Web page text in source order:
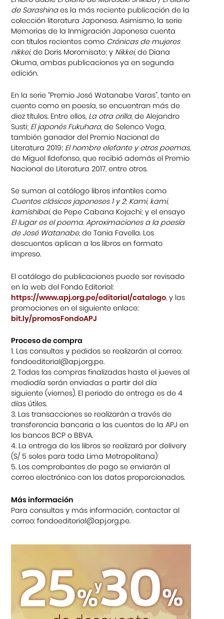
de Sarashinaes la más reciente publicación de la
colección literatura Japonesa. Asimismo, la serie
Memorias de la Inmigración Japonesa cuenta
con títulos recientes como Crónicas de mujeres
nikkei, de Doris Moromisato; y Nikkei, de Diana
Okuma, ambas publicaciones ya en segunda
edición.
En la serie “Premio José Watanabe Varas”, tanto en
cuento como en poesía, se encuentran más de
diez títulos. Entre ellos, La otra orilla, de Alejandro
Susti; El japonés Fukuhara, de Selenco Vega,
también ganador del Premio Nacional de
Literatura 2019; El hombre elefante y otros poemas,
de Miguel Ildefonso, que recibió además el Premio
Nacional de Literatura 2017, entre otros.
Se suman al catálogo libros infantiles como
Cuentos clásicos japoneses 1 y 2; Kami, kami,
kamishibai, de Pepe Cabana Kojachi; y el ensayo
El lugar es el poema. Aproximaciones a la poesía
de José Watanabe, de Tania Favella. Los
descuentos aplican a los libros en formato
impreso.
El catálogo de publicaciones puede ser revisado
en la web del Fondo Editorial:
https://www.apj.org.pe/editorial/catalogo, y las
promociones en el siguiente enlace:
bit.ly/promosFondoAPJ
Proceso de compra
1. Las consultas y pedidos se realizarán al correo:
fondoeditorial@apj.org.pe.
2. Todas las compras finalizadas hasta el jueves al
mediodía serán enviadas a partir del día
siguiente (viernes). El periodo de entrega es de 4
días útiles.
3. Las transacciones se realizarán a través de
transferencia bancaria a las cuentas de la APJ en
los bancos BCP o BBVA.
4. La entrega de los libros se realizará por delivery
(S/ 5 soles para toda Lima Metropolitana)
5. Los comprobantes de pago se enviarán al
correo electrónico con los datos proporcionados.
Más información
Para consultas y más información, contactar al
correo: fondoeditorial@apj.org.pe.